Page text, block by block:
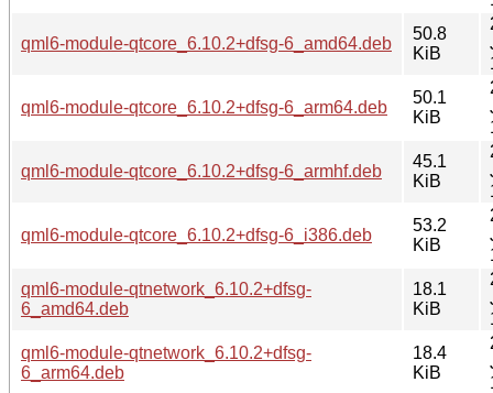
qml6-module-qtcore_6.10.2+dfsg-6_amd64.deb
50.8
KiB
qml6-module-qtcore_6.10.2+dfsg-6_arm64.deb
50.1
KiB
qml6-module-qtcore_6.10.2+dfsg-6_armhf.deb
45.1
KiB
qml6-module-qtcore_6.10.2+dfsg-6_i386.deb
53.2
KiB
qml6-module-qtnetwork_6.10.2+dfsg-
6_amd64.deb
18.1
KiB
qml6-module-qtnetwork_6.10.2+dfsg-
6_arm64.deb
18.4
KiB